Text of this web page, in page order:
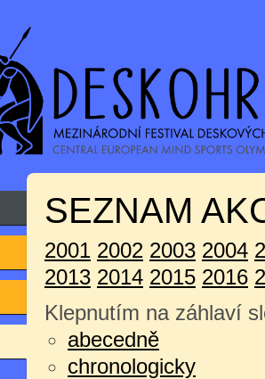
SEZNAM
2001 2002 2003 2004
2013 2014 2015 2016
Klepnutím na záhlaví
abecedně
chronologicky